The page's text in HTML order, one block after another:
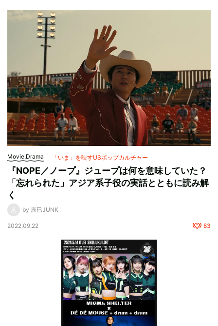
Movie,Drama 「いま」を映すUSポップカルチャー
『NOPE／ノープ』ジュープは何を意味していた？
「忘れられた」アジア系子役の実話とともに読み解
く
by 辰巳JUNK
2022.09.22 83